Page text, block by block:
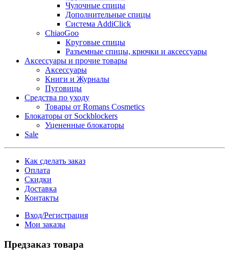
Чулочные спицы
Дополнительные спицы
Система AddiClick
ChiaoGoo
Круговые спицы
Разъемные спицы, крючки и аксессуары
Аксессуары и прочие товары
Аксессуары
Книги и Журналы
Пуговицы
Средства по уходу
Товары от Romans Cosmetics
Блокаторы от Sockblockers
Уцененные блокаторы
Sale
Как сделать заказ
Оплата
Скидки
Доставка
Контакты
Вход/Регистрация
Мои заказы
Предзаказ товара